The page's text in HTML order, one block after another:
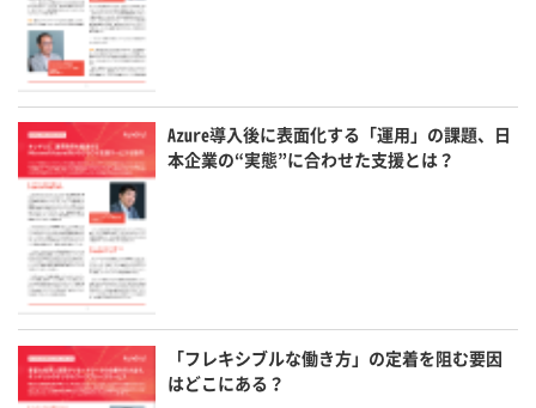
Azure導入後に表面化する「運用」の課題、日
本企業の“実態”に合わせた支援とは？
「フレキシブルな働き方」の定着を阻む要因
はどこにある？